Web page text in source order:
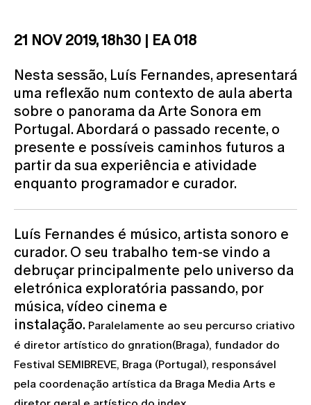
21 NOV 2019, 18h30 | EA 018
Nesta sessão, Luís Fernandes, apresentará
uma reflexão num contexto de aula aberta
sobre o panorama da Arte Sonora em
Portugal. Abordará o passado recente, o
presente e possíveis caminhos futuros a
partir da sua experiência e atividade
enquanto programador e curador.
Luís Fernandes é músico, artista sonoro e
curador. O seu trabalho tem-se vindo a
debruçar principalmente pelo universo da
eletrónica exploratória passando, por
música, vídeo cinema e
instalação. Paralelamente ao seu percurso criativo
é diretor artístico do gnration(Braga), fundador do
Festival SEMIBREVE, Braga (Portugal), responsável
pela coordenação artística da Braga Media Arts e